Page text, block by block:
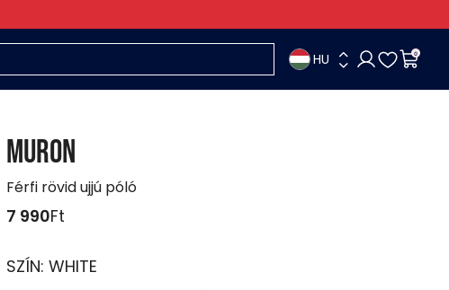
HU 0
MURON
Férfi rövid ujjú póló
7 990Ft
SZÍN: WHITE